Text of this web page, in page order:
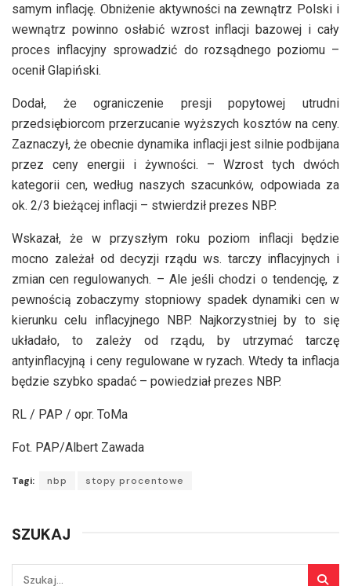
samym inflację. Obniżenie aktywności na zewnątrz Polski i
wewnątrz powinno osłabić wzrost inflacji bazowej i cały
proces inflacyjny sprowadzić do rozsądnego poziomu –
ocenił Glapiński.
Dodał, że ograniczenie presji popytowej utrudni
przedsiębiorcom przerzucanie wyższych kosztów na ceny.
Zaznaczył, że obecnie dynamika inflacji jest silnie podbijana
przez ceny energii i żywności. – Wzrost tych dwóch
kategorii cen, według naszych szacunków, odpowiada za
ok. 2/3 bieżącej inflacji – stwierdził prezes NBP.
Wskazał, że w przyszłym roku poziom inflacji będzie
mocno zależał od decyzji rządu ws. tarczy inflacyjnych i
zmian cen regulowanych. – Ale jeśli chodzi o tendencję, z
pewnością zobaczymy stopniowy spadek dynamiki cen w
kierunku celu inflacyjnego NBP. Najkorzystniej by to się
układało, to zależy od rządu, by utrzymać tarczę
antyinflacyjną i ceny regulowane w ryzach. Wtedy ta inflacja
będzie szybko spadać – powiedział prezes NBP.
RL / PAP / opr. ToMa
Fot. PAP/Albert Zawada
Tagi: nbp stopy procentowe
SZUKAJ